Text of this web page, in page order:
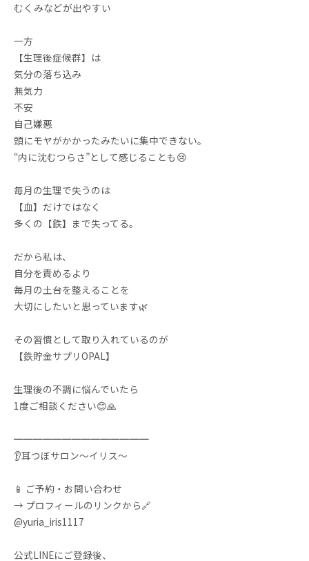
むくみなどが出やすい
一方
【生理後症候群】は
気分の落ち込み
無気力
不安
自己嫌悪
頭にモヤがかかったみたいに集中できない。
“内に沈むつらさ”として感じることも😢
毎月の生理で失うのは
【血】だけではなく
多くの【鉄】まで失ってる。
だから私は、
自分を責めるより
毎月の土台を整えることを
大切にしたいと思っています🌿
その習慣として取り入れているのが
【鉄貯金サプリOPAL】
生理後の不調に悩んでいたら
1度ご相談ください😊🙏
━━━━━━━━━━━━━━
👂耳つぼサロン〜イリス〜
📱 ご予約・お問い合わせ
→ プロフィールのリンクから🔗
@yuria_iris1117
公式LINEにご登録後、